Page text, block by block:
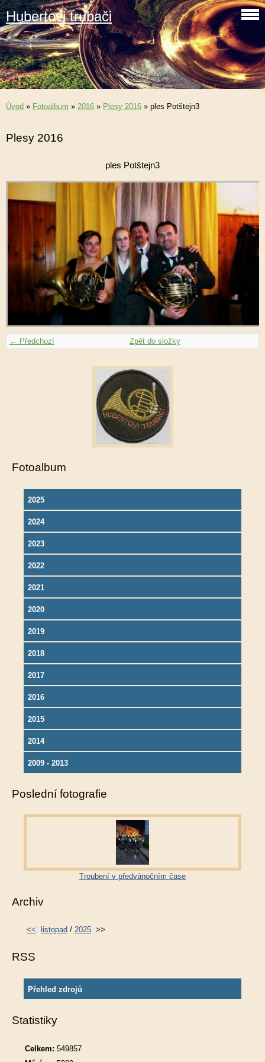
Hubertovi trubači
Úvod » Fotoalbum » 2016 » Plesy 2016 » ples Potštejn3
Plesy 2016
ples Potštejn3
← Předchozí Zpět do složky
Fotoalbum
2025
2024
2023
2022
2021
2020
2019
2018
2017
2016
2015
2014
2009 - 2013
Poslední fotografie
Troubení v předvánočním čase
Archiv
<< listopad / 2025 >>
RSS
Přehled zdrojů
Statistiky
Celkem: 549857